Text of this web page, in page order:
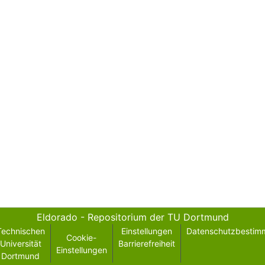
Eldorado - Repositorium der TU Dortmund
Universität
Dortmund
Cookie-
Einstellungen
Einstellungen
Barrierefreiheit